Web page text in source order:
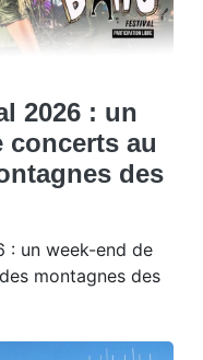
2026 : un
concerts au
des
: un week-end de
montagnes des